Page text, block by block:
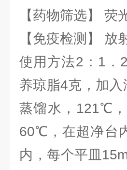
【药物筛选】
【免疫检测】
使用方法2：1．
养琼脂4克，加
蒸馏水，121℃
60℃，在超净台
内，每个平皿